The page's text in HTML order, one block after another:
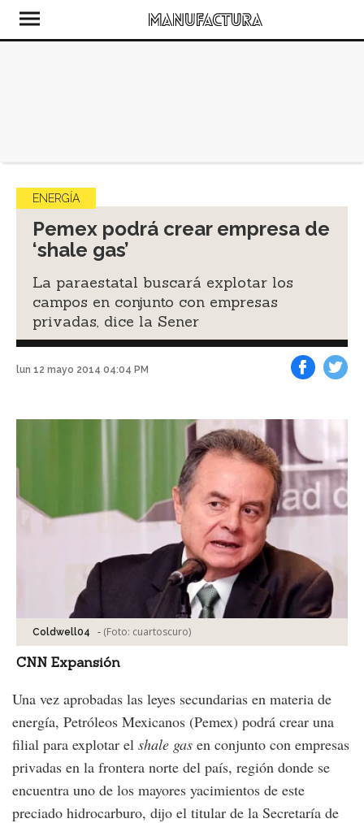
ENERGÍA
Pemex podrá crear empresa de
‘shale gas’
La paraestatal buscará explotar los
campos en conjunto con empresas
privadas, dice la Sener
lun 12 mayo 2014 04:04 PM
Coldwell04 - (Foto: cuartoscuro)
CNN Expansión
Una vez aprobadas las leyes secundarias en materia de
energía, Petróleos Mexicanos (Pemex) podrá crear una
filial para explotar el shale gas en conjunto con empresas
privadas en la frontera norte del país, región donde se
encuentra uno de los mayores yacimientos de este
preciado hidrocarburo, dijo el titular de la Secretaría de